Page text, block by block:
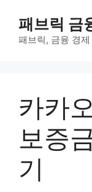
패브릭 금
패브릭, 금융 경제
카카
보증
기